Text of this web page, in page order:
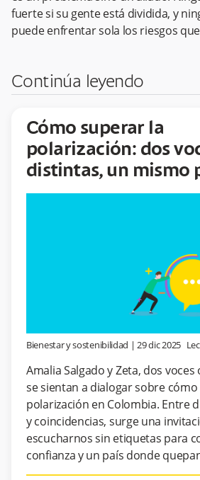
fuerte si su gente está dividida, y
puede enfrentar sola los riesgos
Continúa leyendo
Cómo superar la
polarización: dos
distintas, un mismo
Bienestar y sostenibilidad | 29 dic 2025
Amalia Salgado y Zeta, dos voces
se sientan a dialogar sobre
polarización en Colombia. Entre
y coincidencias, surge una
escucharnos sin etiquetas para
confianza y un país donde